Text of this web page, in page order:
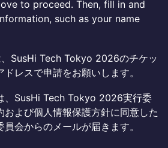
to proceed. Then, fill in and
such as your name
SusHi Tech Tokyo 2026のチケッ
ドレスで申請をお願いします。
、SusHi Tech Tokyo 2026実行委
および個人情報保護方針に同意した
会からのメールが届きます。